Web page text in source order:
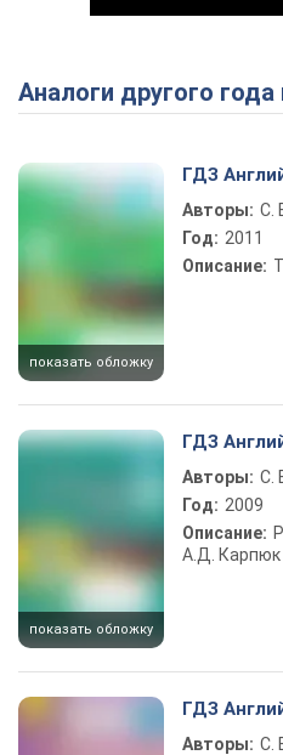
Аналоги другого
показать обложку
ГДЗ
Авторы: С.
Год: 2011
Описание:
показать обложку
ГДЗ
Авторы: С.
Год: 2009
Описание:
А.Д. Карпюк
ГДЗ
Авторы: С.